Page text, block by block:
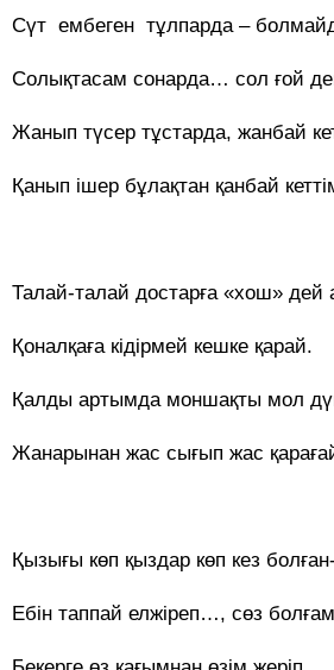
Сүт ембеген тұлпарда –
Солықтасам сонарда… сол ғой
Жанып түсер тұстарда, жанбай
Қанып ішер бұлақтан қанбай
Талай-талай достарға «хош» дей
Қоналқаға кідірмей кешке қарай.
Қалды артымда моншақты мол
Жанарынан жас сығып жас
Қызығы көп қыздар көп кез
Ебін таппай елжіреп…, сөз